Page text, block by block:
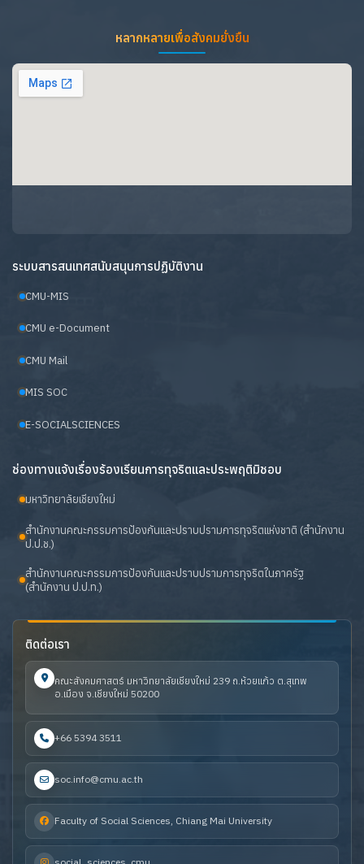
หลากหลายเพื่อสังคมยั่งยืน
ระบบสารสนเทศสนับสนุนการปฏิบัติงาน
CMU-MIS
CMU e-Document
CMU Mail
MIS SOC
E-SOCIALSCIENCES
ช่องทางแจ้งเรื่องร้องเรียนการทุจริตและประพฤติมิชอบ
มหาวิทยาลัยเชียงใหม่
สำนักงานคณะกรรมการป้องกันและปราบปรามการทุจริตแห่งชาติ (สำนักงาน
ป.ป.ช.)
สำนักงานคณะกรรมการป้องกันและปราบปรามการทุจริตในภาครัฐ
(สำนักงาน ป.ป.ท.)
ติดต่อเรา
คณะสังคมศาสตร์ มหาวิทยาลัยเชียงใหม่ 239 ถ.ห้วยแก้ว ต.สุเทพ
อ.เมือง จ.เชียงใหม่ 50200
+66 5394 3511
soc.info@cmu.ac.th
Faculty of Social Sciences, Chiang Mai University